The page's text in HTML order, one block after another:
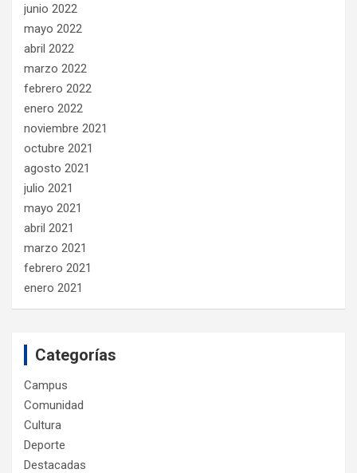
junio 2022
mayo 2022
abril 2022
marzo 2022
febrero 2022
enero 2022
noviembre 2021
octubre 2021
agosto 2021
julio 2021
mayo 2021
abril 2021
marzo 2021
febrero 2021
enero 2021
Categorías
Campus
Comunidad
Cultura
Deporte
Destacadas